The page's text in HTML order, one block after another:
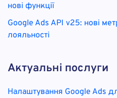
нові функції
Google Ads API v25: нові
лояльності
Актуальні послуги
Налаштування Google Ads